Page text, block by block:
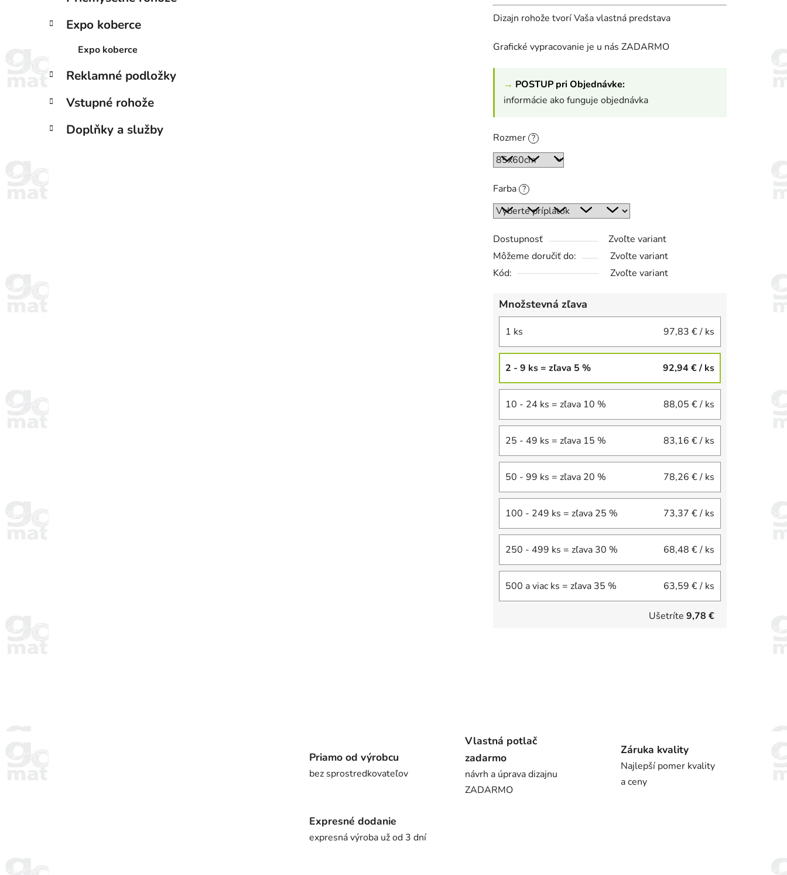
Expo koberce
Expo koberce
Reklamné podložky
Vstupné rohože
Doplňky a služby
Dizajn rohože tvorí Vaša vlastná predstava
Grafické vypracovanie je u nás ZADARMO
→ POSTUP pri Objednávke:
informácie ako funguje objednávka
Rozmer ?
Farba ?
Dostupnosť
Zvoľte variant
Môžeme doručiť do:
Zvoľte variant
Kód:
Zvoľte variant
Množstevná zľava
1 ks 97,83 €/ ks
2 - 9 ks = zľava 5 % 92,94 €/ ks
10 - 24 ks = zľava 10 % 88,05 €/ ks
25 - 49 ks = zľava 15 % 83,16 €/ ks
50 - 99 ks = zľava 20 % 78,26 €/ ks
100 - 249 ks = zľava 25 % 73,37 €/ ks
250 - 499 ks = zľava 30 % 68,48 €/ ks
500 a viac ks = zľava 35 % 63,59 €/ ks
Ušetríte 9,78 €
Priamo od výrobcu
bez sprostredkovateľov
Vlastná potlač
zadarmo
návrh a úprava dizajnu
ZADARMO
Záruka kvality
Najlepší pomer kvality
a ceny
Expresné dodanie
expresná výroba už od 3 dní